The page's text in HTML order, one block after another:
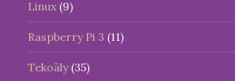
Linux (9)
Raspberry Pi 3 (11)
Tekoäly(35)